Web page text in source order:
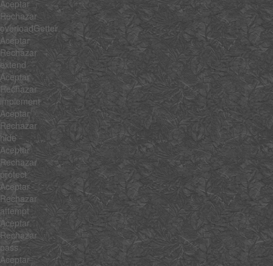
Aceptar
Rechazar
overloadGetter
Aceptar
Rechazar
extend
Aceptar
Rechazar
implement
Aceptar
Rechazar
hide
Aceptar
Rechazar
protect
Aceptar
Rechazar
attempt
Aceptar
Rechazar
pass
Aceptar